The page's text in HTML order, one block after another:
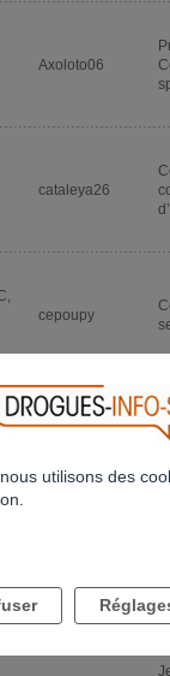
Axoloto06
cataleya26
cepoupy
utilisons des